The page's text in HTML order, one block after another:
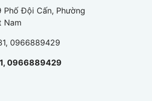
Đội Cấn, Phường
Nam
0966889429
0966889429